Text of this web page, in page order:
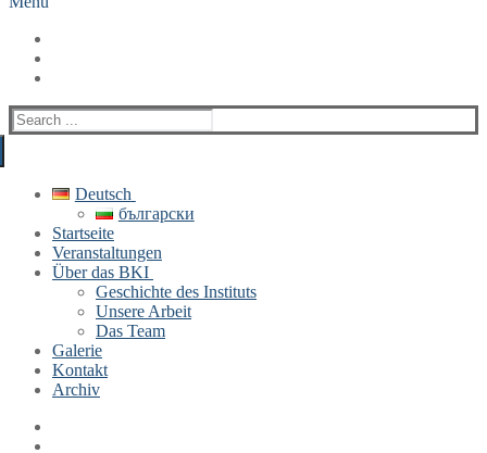
Search
for:
Deutsch
български
Startseite
Veranstaltungen
Über das BKI
Geschichte des Instituts
Unsere Arbeit
Das Team
Galerie
Kontakt
Archiv